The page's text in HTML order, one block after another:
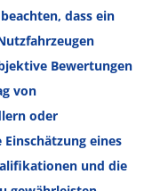
dass ein
Bewertungen
von
oder
eines
und die